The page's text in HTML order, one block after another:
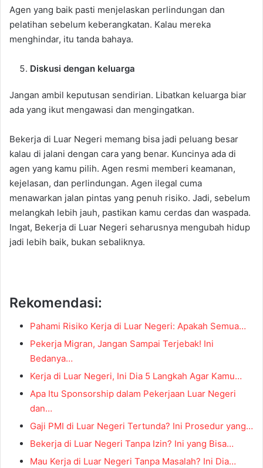
Agen yang baik pasti menjelaskan perlindungan dan
pelatihan sebelum keberangkatan. Kalau mereka
menghindar, itu tanda bahaya.
Diskusi dengan keluarga
Jangan ambil keputusan sendirian. Libatkan keluarga biar
ada yang ikut mengawasi dan mengingatkan.
Bekerja di Luar Negeri memang bisa jadi peluang besar
kalau di jalani dengan cara yang benar. Kuncinya ada di
agen yang kamu pilih. Agen resmi memberi keamanan,
kejelasan, dan perlindungan. Agen ilegal cuma
menawarkan jalan pintas yang penuh risiko. Jadi, sebelum
melangkah lebih jauh, pastikan kamu cerdas dan waspada.
Ingat, Bekerja di Luar Negeri seharusnya mengubah hidup
jadi lebih baik, bukan sebaliknya.
Rekomendasi:
Pahami Risiko Kerja di Luar Negeri: Apakah Semua…
Pekerja Migran, Jangan Sampai Terjebak! Ini
Bedanya…
Kerja di Luar Negeri, Ini Dia 5 Langkah Agar Kamu…
Apa Itu Sponsorship dalam Pekerjaan Luar Negeri
dan…
Gaji PMI di Luar Negeri Tertunda? Ini Prosedur yang…
Bekerja di Luar Negeri Tanpa Izin? Ini yang Bisa…
Mau Kerja di Luar Negeri Tanpa Masalah? Ini Dia…